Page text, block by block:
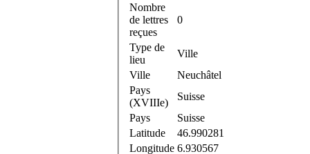
Nombre
de lettres
reçues
0
Type de
lieu
Ville
Ville
Neuchâtel
Pays
(XVIIIe)
Suisse
Pays
Suisse
Latitude
46.990281
Longitude 6.930567